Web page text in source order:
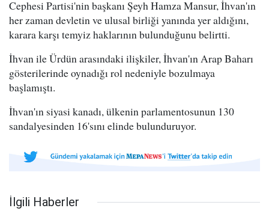
Cephesi Partisi'nin başkanı Şeyh Hamza Mansur, İhvan'ın
her zaman devletin ve ulusal birliği yanında yer aldığını,
karara karşı temyiz haklarının bulunduğunu belirtti.
İhvan ile Ürdün arasındaki ilişkiler, İhvan'ın Arap Baharı
gösterilerinde oynadığı rol nedeniyle bozulmaya
başlamıştı.
İhvan'ın siyasi kanadı, ülkenin parlamentosunun 130
sandalyesinden 16'sını elinde bulunduruyor.
İlgili Haberler